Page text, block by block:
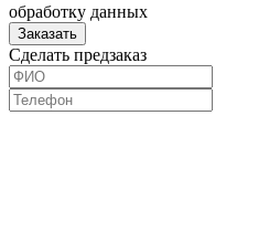
обработку данных
Заказать
Сделать предзаказ